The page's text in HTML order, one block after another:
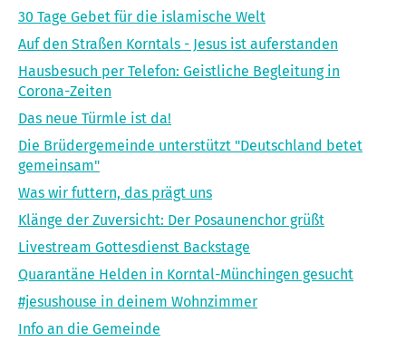
30 Tage Gebet für die islamische Welt
Auf den Straßen Korntals - Jesus ist auferstanden
Hausbesuch per Telefon: Geistliche Begleitung in
Corona-Zeiten
Das neue Türmle ist da!
Die Brüdergemeinde unterstützt "Deutschland betet
gemeinsam"
Was wir futtern, das prägt uns
Klänge der Zuversicht: Der Posaunenchor grüßt
Livestream Gottesdienst Backstage
Quarantäne Helden in Korntal-Münchingen gesucht
#jesushouse in deinem Wohnzimmer
Info an die Gemeinde